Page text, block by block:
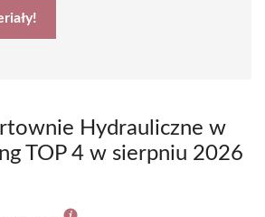
Hydrauliczne w
TOP 4 w sierpniu 2026